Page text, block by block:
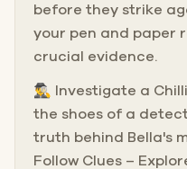
before they strike
your pen and paper
crucial evidence.
🕵️‍♂️ Investigate a
the shoes of a
truth behind Bella's
Follow Clues –